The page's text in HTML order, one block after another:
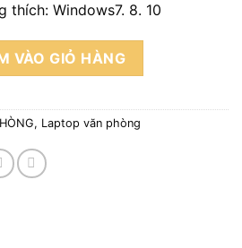
thích: Windows7. 8. 10
4GB/120GB /14.0 HD) số lượng
VÀO GIỎ HÀNG
, Laptop văn phòng